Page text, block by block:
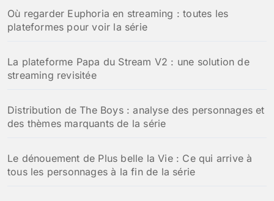
e
r
Où regarder Euphoria en streaming : toutes les
plateformes pour voir la série
La plateforme Papa du Stream V2 : une solution de
streaming revisitée
Distribution de The Boys : analyse des personnages et
des thèmes marquants de la série
Le dénouement de Plus belle la Vie : Ce qui arrive à
tous les personnages à la fin de la série